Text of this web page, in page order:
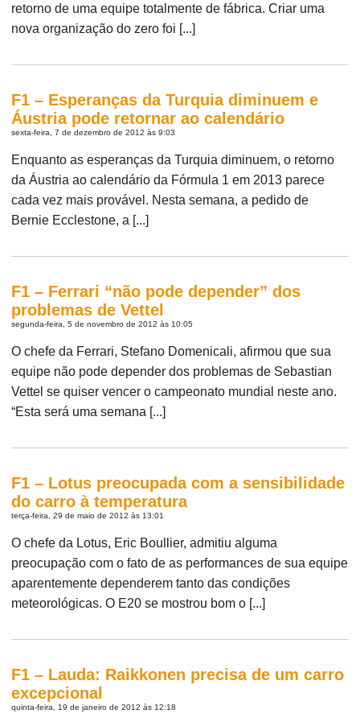
retorno de uma equipe totalmente de fábrica. Criar uma
nova organização do zero foi [...]
F1 – Esperanças da Turquia diminuem e
Áustria pode retornar ao calendário
sexta-feira, 7 de dezembro de 2012 às 9:03
Enquanto as esperanças da Turquia diminuem, o retorno
da Áustria ao calendário da Fórmula 1 em 2013 parece
cada vez mais provável. Nesta semana, a pedido de
Bernie Ecclestone, a [...]
F1 – Ferrari “não pode depender” dos
problemas de Vettel
segunda-feira, 5 de novembro de 2012 às 10:05
O chefe da Ferrari, Stefano Domenicali, afirmou que sua
equipe não pode depender dos problemas de Sebastian
Vettel se quiser vencer o campeonato mundial neste ano.
“Esta será uma semana [...]
F1 – Lotus preocupada com a sensibilidade
do carro à temperatura
terça-feira, 29 de maio de 2012 às 13:01
O chefe da Lotus, Eric Boullier, admitiu alguma
preocupação com o fato de as performances de sua equipe
aparentemente dependerem tanto das condições
meteorológicas. O E20 se mostrou bom o [...]
F1 – Lauda: Raikkonen precisa de um carro
excepcional
quinta-feira, 19 de janeiro de 2012 às 12:18